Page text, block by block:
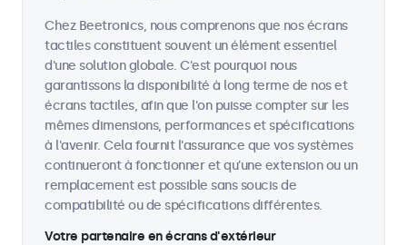
Chez Beetronics, nous comprenons que nos écrans
tactiles constituent souvent un élément essentiel
d'une solution globale. C'est pourquoi nous
garantissons la disponibilité à long terme de nos et
écrans tactiles, afin que l'on puisse compter sur les
mêmes dimensions, performances et spécifications
à l'avenir. Cela fournit l'assurance que vos systèmes
continueront à fonctionner et qu'une extension ou un
remplacement est possible sans soucis de
compatibilité ou de spécifications différentes.
Votre partenaire en écrans d'extérieur